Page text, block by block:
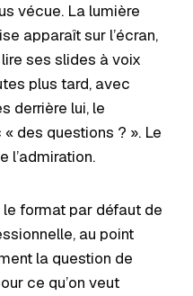
vécue. La lumière
apparaît sur l’écran,
ses slides à voix
plus tard, avec
derrière lui, le
des questions ? ». Le
l’admiration.
format par défaut de
au point
la question de
ce qu’on veut